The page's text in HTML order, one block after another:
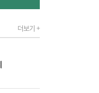
성↑...기
더보기 +